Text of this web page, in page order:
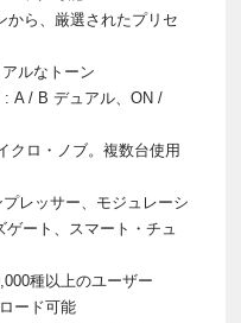
から、厳選されたプリセ
ルなトーン
: A / B デュアル、ON /
クロ・ノブ。複数台使用
レッサー、モジュレーシ
ゲート、スマート・チュ
種以上のユーザー
ード可能